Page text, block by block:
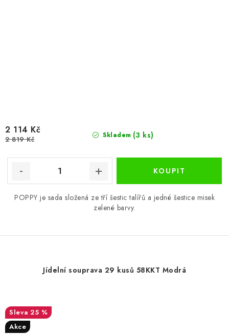
Skladem (3 ks)
2 114 Kč
2 819 Kč
POPPY je sada složená ze tří šestic talířů a jedné šestice misek
zelené barvy.
Jídelní souprava 29 kusů 58KKT Modrá
25 %
Akce